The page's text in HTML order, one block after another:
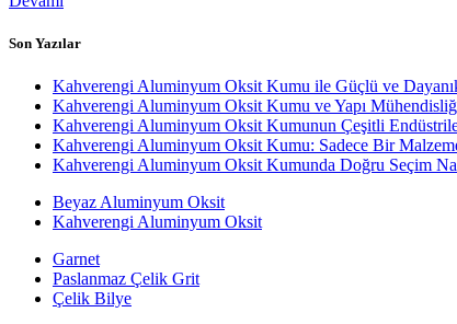
Son Yazılar
Kahverengi Aluminyum Oksit Kumu ile Güçlü ve
Kahverengi Aluminyum Oksit Kumu ve Yapı
Kahverengi Aluminyum Oksit Kumunun Çeşitli
Kahverengi Aluminyum Oksit Kumu: Sadece Bir
Kahverengi Aluminyum Oksit Kumunda Doğru Seçim
Beyaz Aluminyum Oksit
Kahverengi Aluminyum Oksit
Garnet
Paslanmaz Çelik Grit
Çelik Bilye